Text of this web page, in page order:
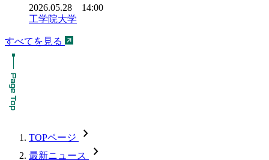
2026.05.28 14:00
工学院大学
すべてを見る
TOPページ chevron_forward
最新ニュース chevron_forward